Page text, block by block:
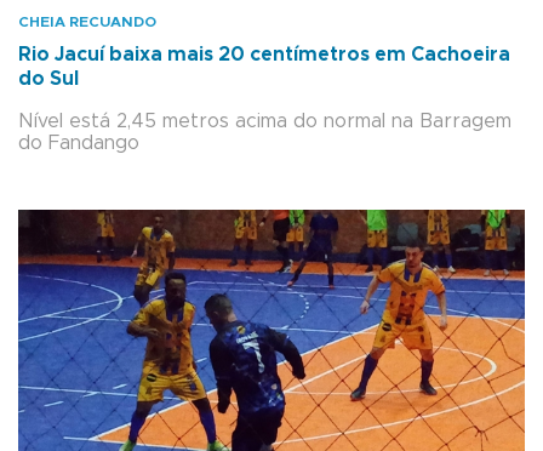
CHEIA RECUANDO
Rio Jacuí baixa mais 20 centímetros em Cachoeira
do Sul
Nível está 2,45 metros acima do normal na Barragem
do Fandango